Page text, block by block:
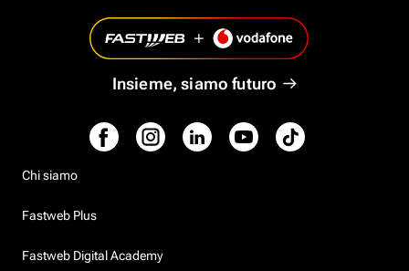
Insieme, siamo futuro
Chi siamo
Fastweb Plus
Fastweb Digital Academy